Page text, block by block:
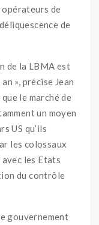
opérateurs de
de
de la LBMA est
», précise Jean
le marché de
un moyen
US qu’ils
les colossaux
les Etats
du contrôle
gouvernement